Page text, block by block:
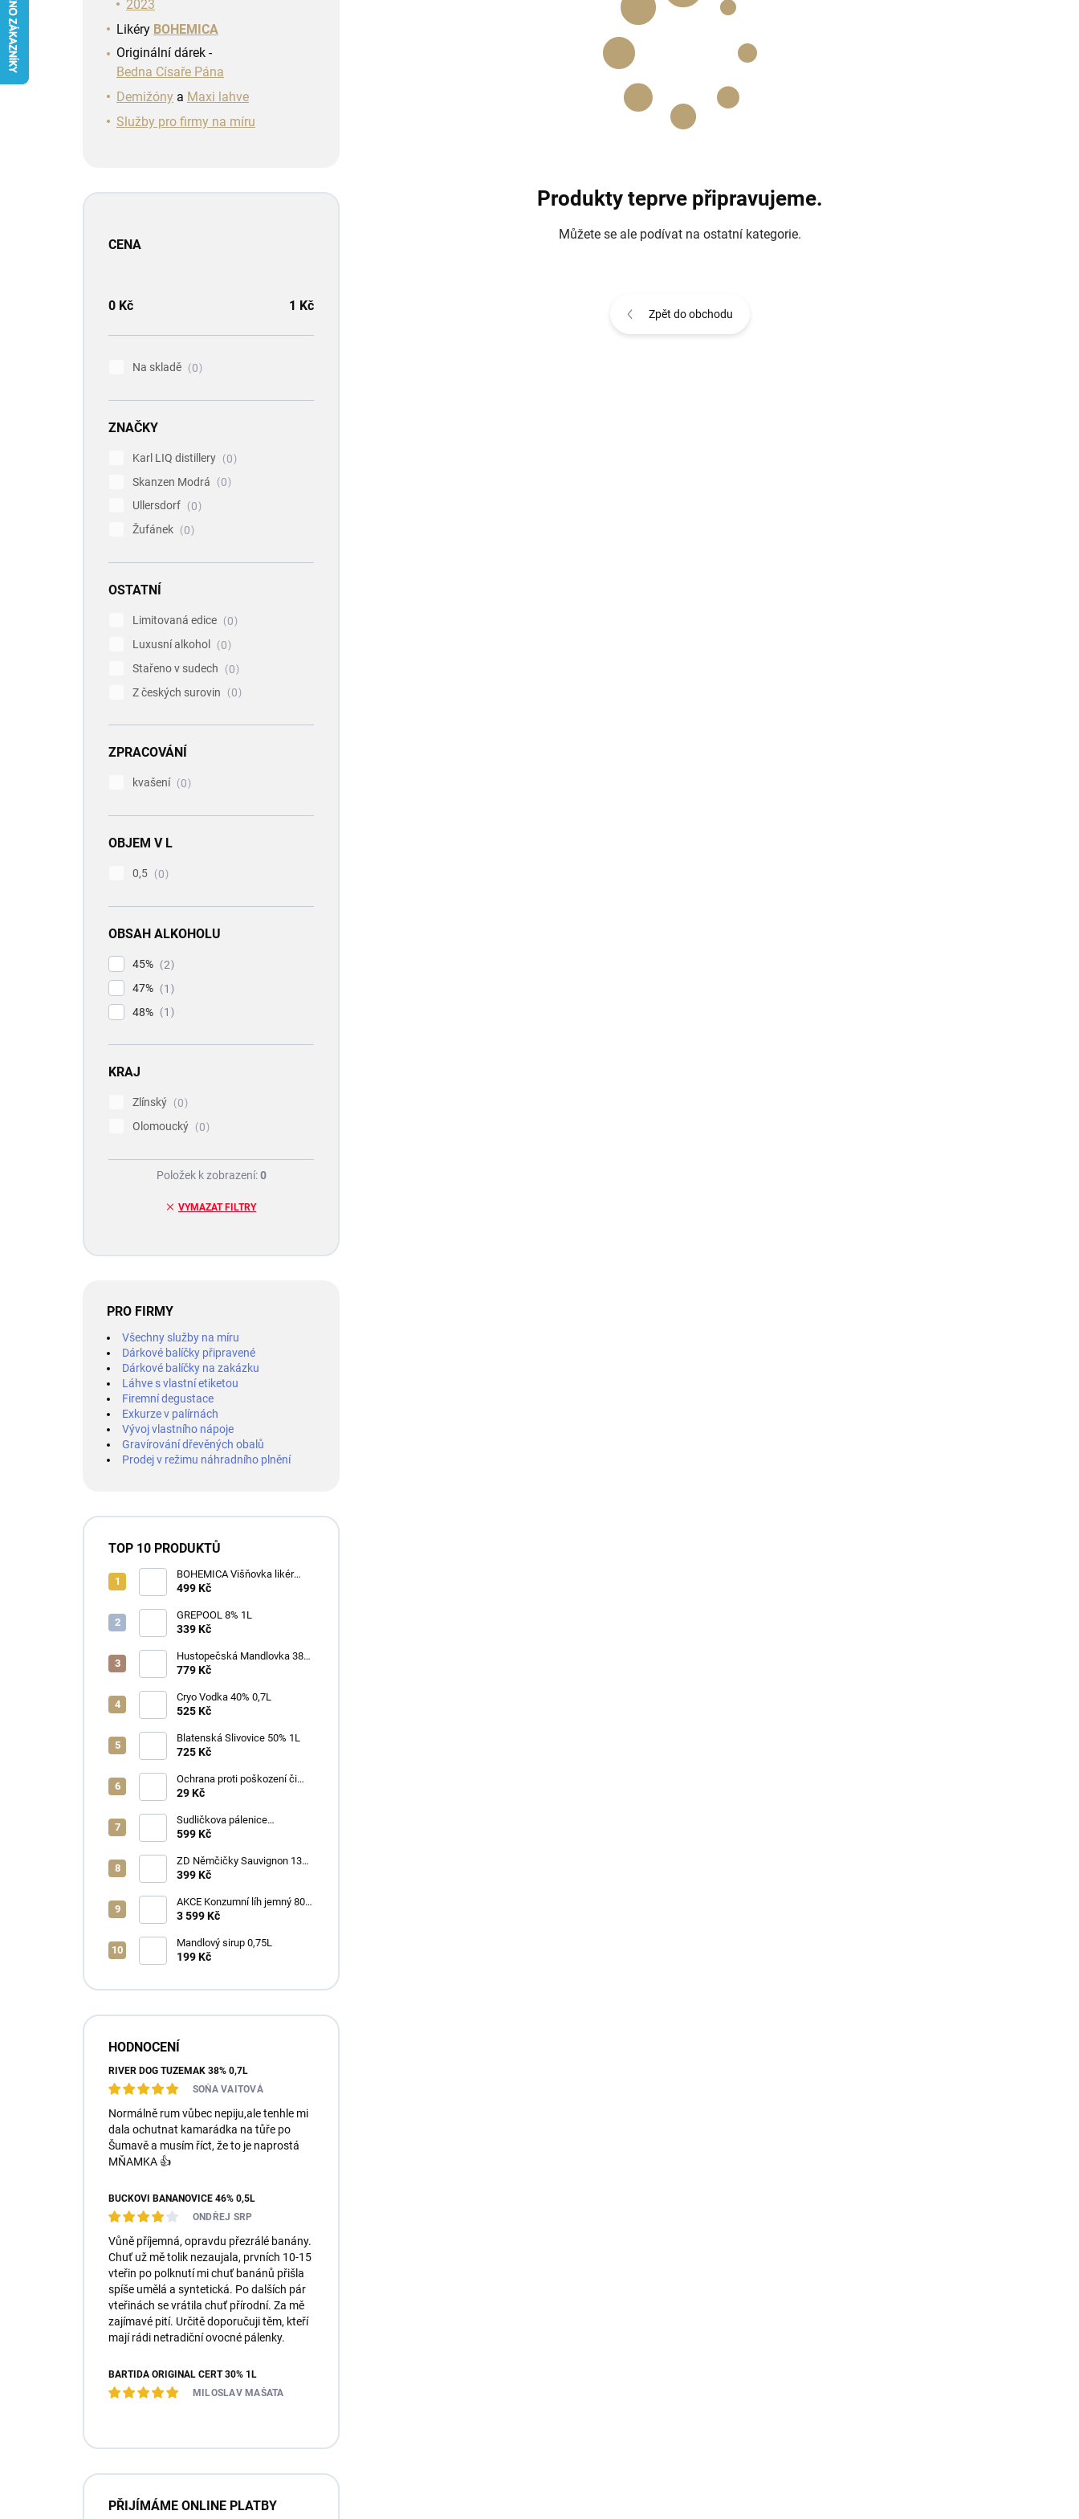
2023
Likéry BOHEMICA
Originální dárek -
Bedna Císaře Pána
Demižóny a Maxi lahve
Služby pro firmy na míru
CENA
0 Kč 1 Kč
Na skladě 0
ZNAČKY
Karl LIQ distillery
0
Skanzen Modrá
0
Ullersdorf
0
Žufánek
0
OSTATNÍ
Limitovaná edice
0
Luxusní alkohol
0
Stařeno v sudech
0
Z českých surovin
0
ZPRACOVÁNÍ
kvašení 0
OBJEM V L
0,5 0
OBSAH ALKOHOLU
45%
2
47%
1
48%
1
KRAJ
Zlínský
0
Olomoucký
0
VYMAZAT FILTRY
Položek k zobrazení:0
PRO FIRMY
Všechny služby na míru
Dárkové balíčky připravené
Dárkové balíčky na zakázku
Láhve s vlastní etiketou
Firemní degustace
Exkurze v palírnách
Vývoj vlastního nápoje
Gravírování dřevěných obalů
Prodej v režimu náhradního plnění
TOP 10 PRODUKTŮ
BOHEMICA Višňovka likér
25% 0,7L
499 Kč
GREPOOL 8% 1L
339 Kč
Hustopečská Mandlovka 38%
1L
779 Kč
Cryo Vodka 40% 0,7L
525 Kč
Blatenská Slivovice 50% 1L
725 Kč
Ochrana proti poškození či
ztrátě
29 Kč
Sudličkova pálenice
Ořechovka 30% 0,7L
599 Kč
ZD Němčičky Sauvignon 13%
2025 Bag in Box 3L - suché
399 Kč
AKCE Konzumní líh jemný 80%
min 6x1L
3 599 Kč
Mandlový sirup 0,75L
199 Kč
HODNOCENÍ
RIVER DOG TUZEMÁK 38% 0,7L
SOŇA VAITOVÁ
Normálně rum vůbec nepiju,ale tenhle mi
dala ochutnat kamarádka na tůře po
Šumavě a musím říct, že to je naprostá
MŇAMKA 👍
BUČKOVI BANÁNOVICE 46% 0,5L
ONDŘEJ SRP
Vůně příjemná, opravdu přezrálé banány.
Chuť už mě tolik nezaujala, prvních 10-15
vteřin po polknutí mi chuť banánů přišla
spíše umělá a syntetická. Po dalších pár
vteřinách se vrátila chuť přírodní. Za mě
zajímavé pití. Určitě doporučuji těm, kteří
mají rádi netradiční ovocné pálenky.
BARTIDA ORIGINÁL ČERT 30% 1L
MILOSLAV MAŠATA
PŘIJÍMÁME ONLINE PLATBY
Produkty teprve připravujeme.
Můžete se ale podívat na ostatní kategorie.
Zpět do obchodu